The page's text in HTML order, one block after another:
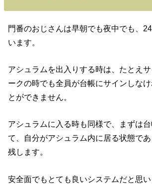
門番のおじさんは早朝でも夜中でも、
います。
アシュラムを出入りする時は、たとえ
ークの時でも全員が台帳にサインしな
とができません。
アシュラムに入る時も同様で、まずは
て、自分がアシュラム内に居る状態で
残します。
安全面でもとても良いシステムだと思い